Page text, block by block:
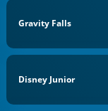
Gravity Falls
Disney Junior